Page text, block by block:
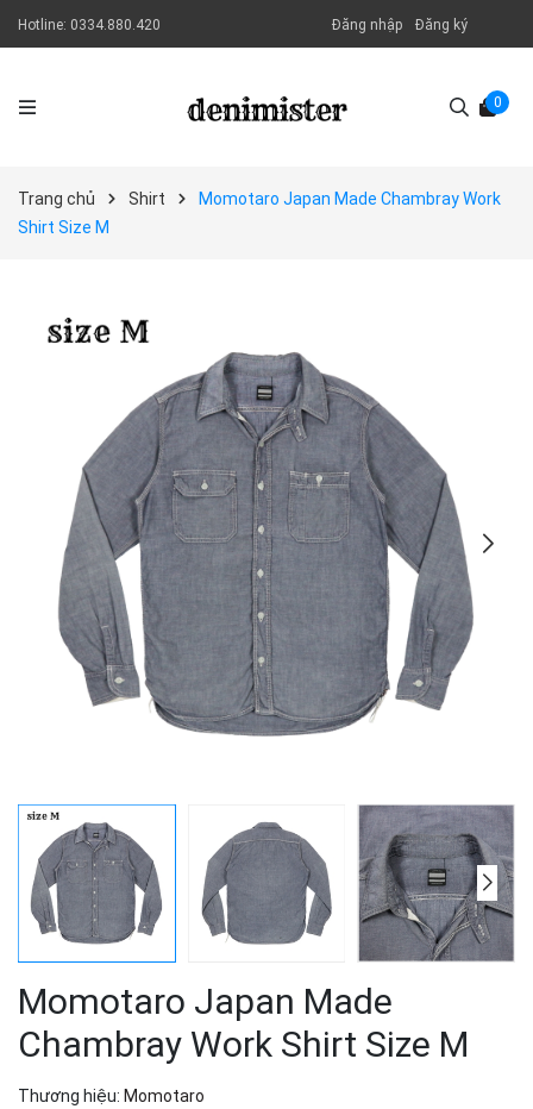
Hotline: 0334.880.420 Đăng nhập Đăng ký
0
Trang chủ Shirt
Momotaro Japan Made Chambray Work
Shirt Size M
Momotaro Japan Made
Chambray Work Shirt Size M
Thương hiệu: Momotaro